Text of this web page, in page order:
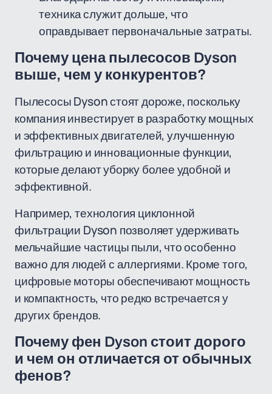
техника служит дольше, что
оправдывает первоначальные затраты.
Почему цена пылесосов Dyson
выше, чем у конкурентов?
Пылесосы Dyson стоят дороже, поскольку
компания инвестирует в разработку мощных
и эффективных двигателей, улучшенную
фильтрацию и инновационные функции,
которые делают уборку более удобной и
эффективной.
Например, технология циклонной
фильтрации Dyson позволяет удерживать
мельчайшие частицы пыли, что особенно
важно для людей с аллергиями. Кроме того,
цифровые моторы обеспечивают мощность
и компактность, что редко встречается у
других брендов.
Почему фен Dyson стоит дорого
и чем он отличается от обычных
фенов?